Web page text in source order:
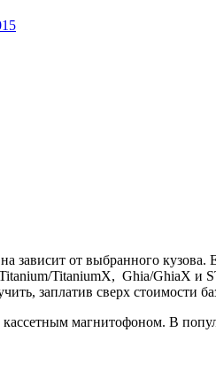
зависит от выбранного
TitaniumX, Ghia/GhiaX
заплатив сверх стоимости
магнитофоном. В